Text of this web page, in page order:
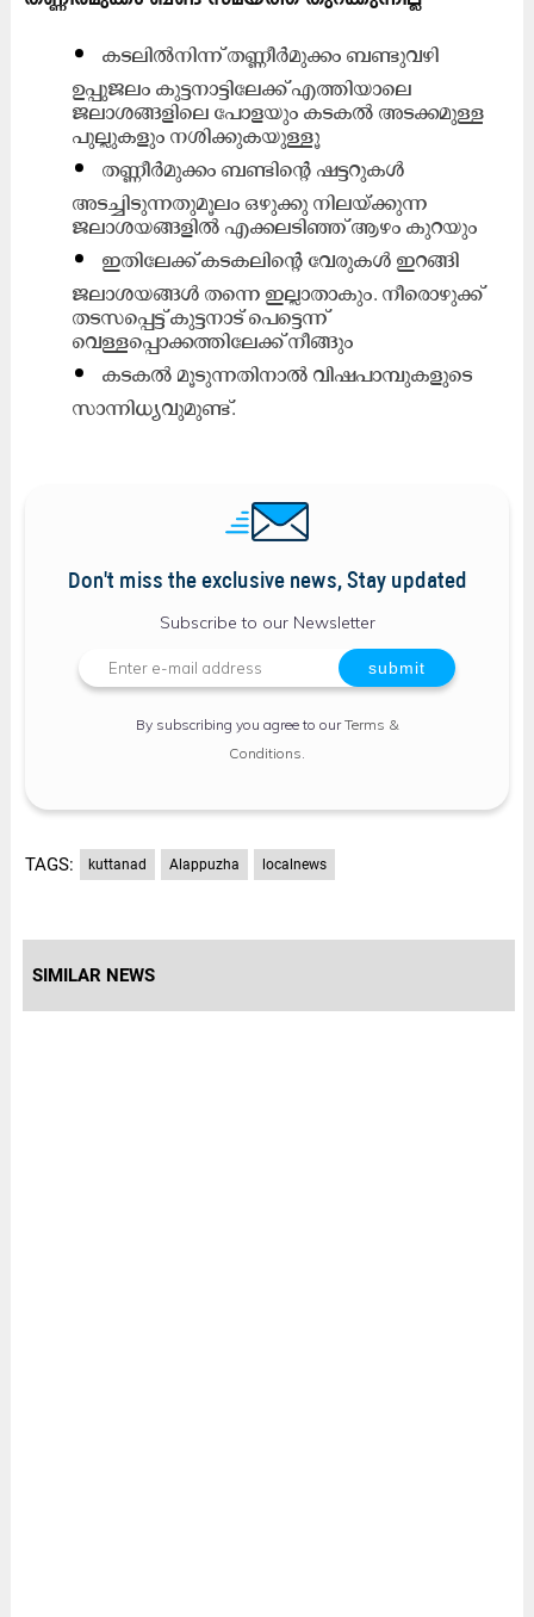
കടലിൽനിന്ന് തണ്ണീ‌ർമുക്കം ബണ്ടുവഴി
ഉപ്പുജലം കുട്ടനാട്ടിലേക്ക് എത്തിയാലെ
ജലാശങ്ങളിലെ പോളയും കടകൽ അടക്കമുള്ള
പുല്ലുകളും നശിക്കുകയുള്ളൂ
തണ്ണീർമുക്കം ബണ്ടിന്റെ ഷട്ടറുകൾ
അടച്ചിടുന്നതുമൂലം ഒഴുക്കു നിലയ്ക്കുന്ന
ജലാശയങ്ങളിൽ എക്കലടിഞ്ഞ് ആഴം കുറയും
ഇതിലേക്ക് കടകലിന്റെ വേരുകൾ ഇറങ്ങി
ജലാശയങ്ങൾ തന്നെ ഇല്ലാതാകും. നീരൊഴുക്ക്
തടസപ്പെട്ട് കുട്ടനാട് പെട്ടെന്ന്
വെള്ളപ്പൊക്കത്തിലേക്ക് നീങ്ങും
കടകൽ മൂടുന്നതിനാൽ വിഷപാമ്പുകളുടെ
സാന്നിധ്യവുമുണ്ട്.
Don't miss the exclusive news, Stay updated
Subscribe to our Newsletter
By subscribing you agree to ourTerms &
Conditions.
TAGS: kuttanad Alappuzha localnews
SIMILAR NEWS